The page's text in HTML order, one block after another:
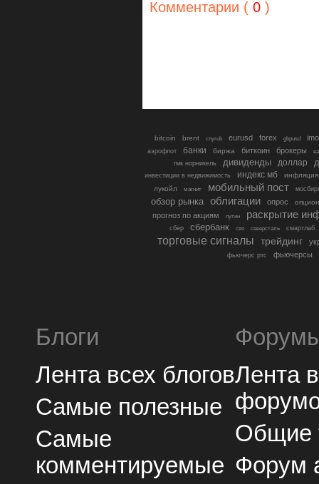
Комментарии ( 0 )
bitcoin brent cnyrub eurusd forex gbpusd
аэрофлот банки биржа биткоин брокеры
гмк норникель
дивиденды доллар
инвестиции в недвижимость индекс мб
инфляция
лукойл
магнит мобильный пост
обзор рынка облигации опрос
прогноз по акциям путин раскрытие
сбер сбербанк сво северсталь смартлаб
торговые сигналы трейдинг
фьючерс ртс фьючерсы
Блоги
Лента всех блогов
Самые полезные
Самые
комментируемые
Лента
Общие
Форум